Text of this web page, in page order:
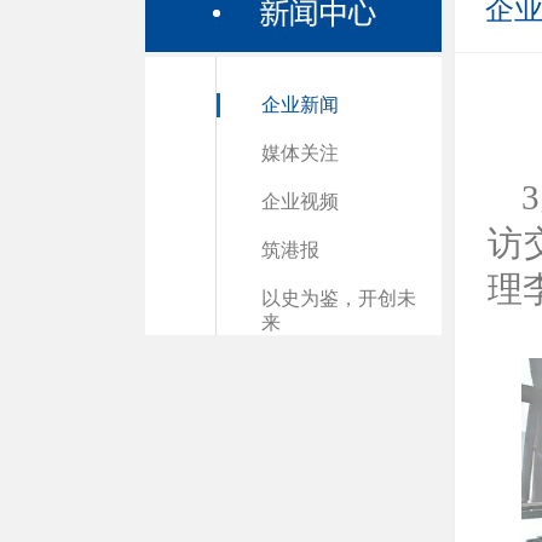
企业新闻
媒体关注
企业视频
筑港报
以史为鉴，开创未
来
企
访
理